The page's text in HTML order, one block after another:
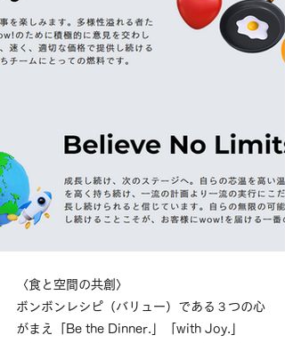
〈食と空間の共創〉
ボンボン レシピ（バリュー）である３つの心
がまえ「Be the Dinner.」「with Joy.」